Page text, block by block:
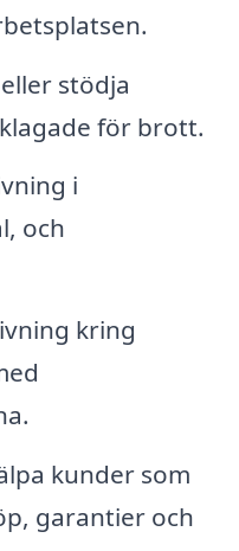
stödja
för brott.
i
och
kring
kunder som
garantier och